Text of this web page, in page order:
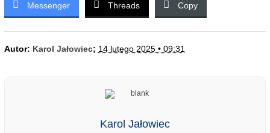
Messenger Threads Copy
Autor: Karol Jałowiec; 14 lutego 2025 • 09:31
Karol Jałowiec